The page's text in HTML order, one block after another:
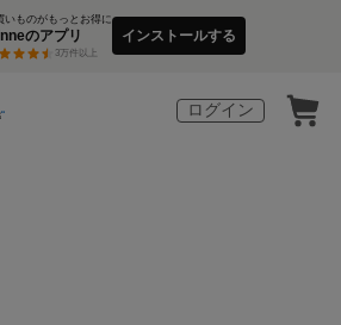
いものがもっとお得に
のアプリ
3万件以上
インストールする
ログイン